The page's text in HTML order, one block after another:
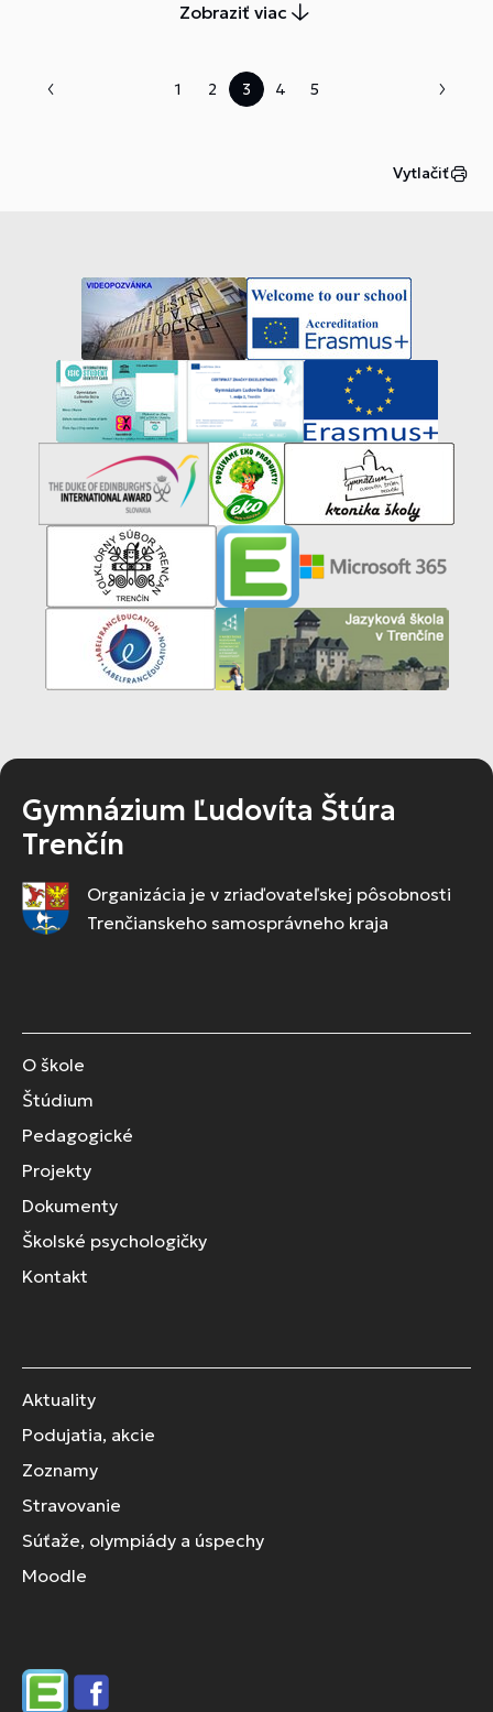
Zobraziť viac
1 2 3 4 5
Vytlačiť
Gymnázium Ľudovíta Štúra
Trenčín
Organizácia je v zriaďovateľskej pôsobnosti
Trenčianskeho samosprávneho kraja
O škole
Štúdium
Pedagogické
Projekty
Dokumenty
Školské psychologičky
Kontakt
Aktuality
Podujatia, akcie
Zoznamy
Stravovanie
Súťaže, olympiády a úspechy
Moodle
EdupageFacebook